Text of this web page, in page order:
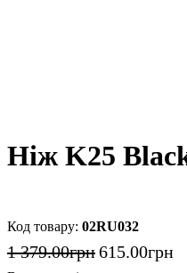
Ніж K25
02RU032
1 379.00грн615.00грн